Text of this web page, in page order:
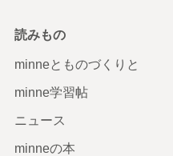
読みもの
minneとものづくりと
minne学習帖
ニュース
minneの本